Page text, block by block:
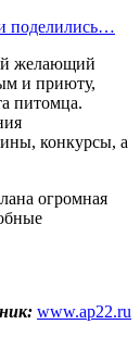
поделились…
желающий
и приюту,
питомца.
конкурсы, а
огромная
www.ap22.ru